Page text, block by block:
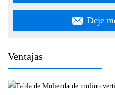
Deje
Ventajas